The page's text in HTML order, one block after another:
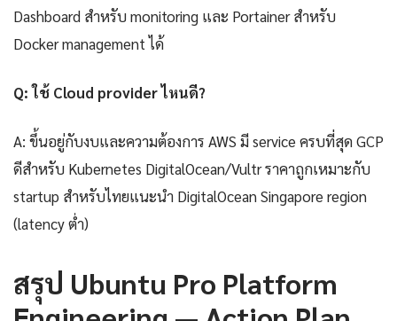
Dashboard สำหรับ monitoring และ Portainer สำหรับ
Docker management ได้
Q: ใช้ Cloud provider ไหนดี?
A: ขึ้นอยู่กับงบและความต้องการ AWS มี service ครบที่สุด GCP
ดีสำหรับ Kubernetes DigitalOcean/Vultr ราคาถูกเหมาะกับ
startup สำหรับไทยแนะนำ DigitalOcean Singapore region
(latency ต่ำ)
สรุป Ubuntu Pro Platform